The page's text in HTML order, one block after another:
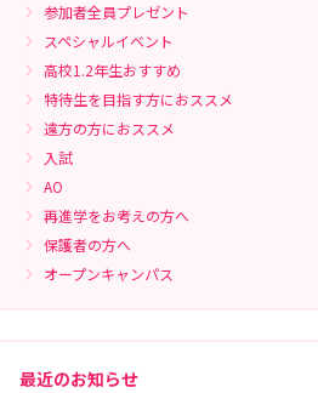
参加者全員プレゼント
スペシャルイベント
高校1.2年生おすすめ
特待生を目指す方におススメ
遠方の方におススメ
入試
AO
再進学をお考えの方へ
保護者の方へ
オープンキャンパス
最近のお知らせ